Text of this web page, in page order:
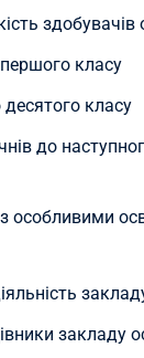
здобувачів
класу
класу
до
особливими
закладу